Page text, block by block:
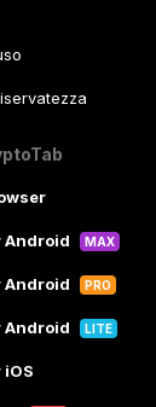
Android MAX
Android PRO
Android LITE
iOS